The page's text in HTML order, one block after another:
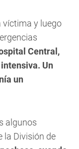
víctima y luego
Central,
Un
un
algunos
la División de